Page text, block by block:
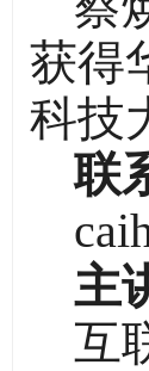
获得
科技
联
主
互